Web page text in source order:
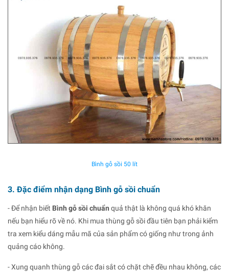
Bình gỗ sồi 50 lít
3. Đặc điểm nhận dạng Bình gỗ sồi chuẩn
- Để nhận biết Bình gỗ sồi chuẩn quả thật là không quá khó khăn
nếu bạn hiểu rõ về nó. Khi mua thùng gỗ sồi đầu tiên bạn phải kiểm
tra xem kiểu dáng mẫu mã của sản phẩm có giống như trong ảnh
quảng cáo không.
- Xung quanh thùng gỗ các đai sắt có chặt chẽ đều nhau không, các